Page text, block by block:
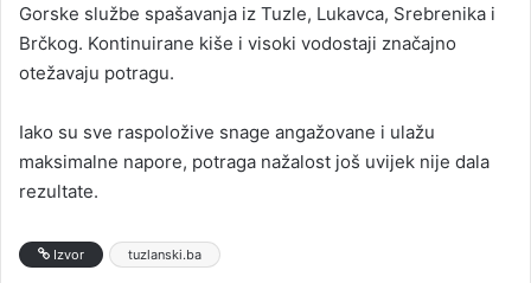
Gorske službe spašavanja iz Tuzle, Lukavca, Srebrenika i
Brčkog. Kontinuirane kiše i visoki vodostaji značajno
otežavaju potragu.
Iako su sve raspoložive snage angažovane i ulažu
maksimalne napore, potraga nažalost još uvijek nije dala
rezultate.
Izvor tuzlanski.ba